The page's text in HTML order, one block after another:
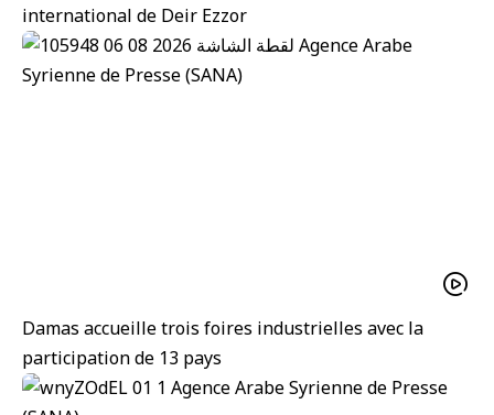
international de Deir Ezzor
Damas accueille trois foires industrielles avec la
participation de 13 pays